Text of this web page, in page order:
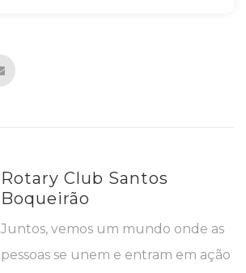
Rotary Club Santos
Boqueirão
Juntos, vemos um mundo onde as
pessoas se unem e entram em ação